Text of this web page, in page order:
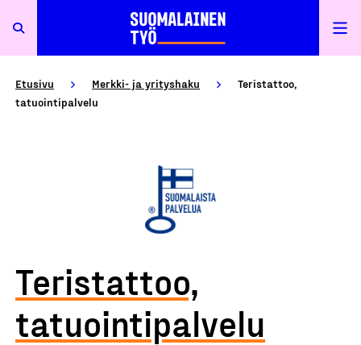
Etusivu Merkki- ja yrityshaku
Teristattoo,
tatuointipalvelu
Teristattoo,
tatuointipalvelu